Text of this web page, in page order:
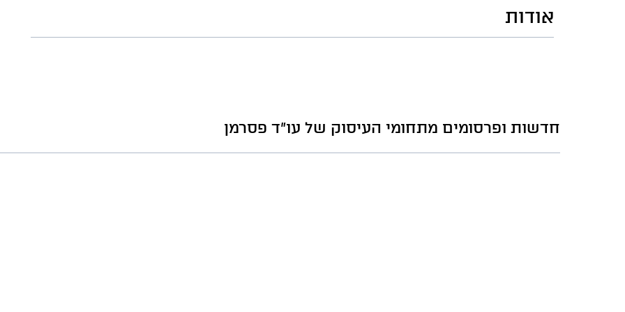
אודות
חדשות ופרסומים מתחומי העיסוק של עו"ד פסרמן